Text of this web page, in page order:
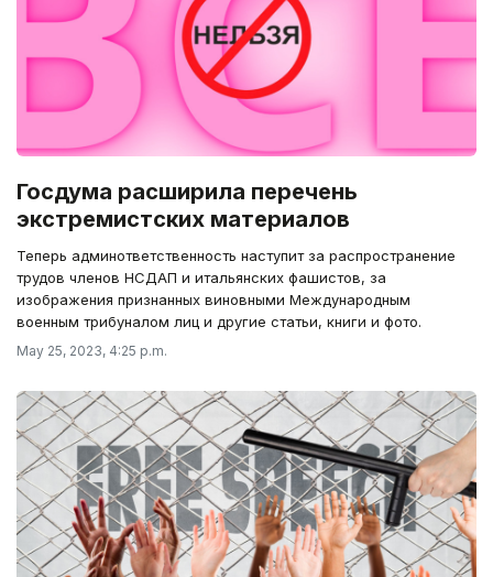
Госдума расширила перечень
экстремистских материалов
Теперь админответственность наступит за распространение
трудов членов НСДАП и итальянских фашистов, за
изображения признанных виновными Международным
военным трибуналом лиц и другие статьи, книги и фото.
May 25, 2023, 4:25 p.m.